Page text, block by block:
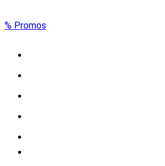
% Promos